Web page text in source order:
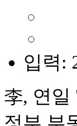
입력:
李, 연일